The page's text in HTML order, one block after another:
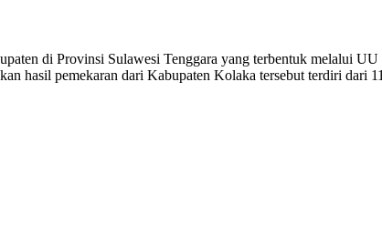
di Provinsi Sulawesi Tenggara yang terbentuk melalui
hasil pemekaran dari Kabupaten Kolaka tersebut terdiri dari